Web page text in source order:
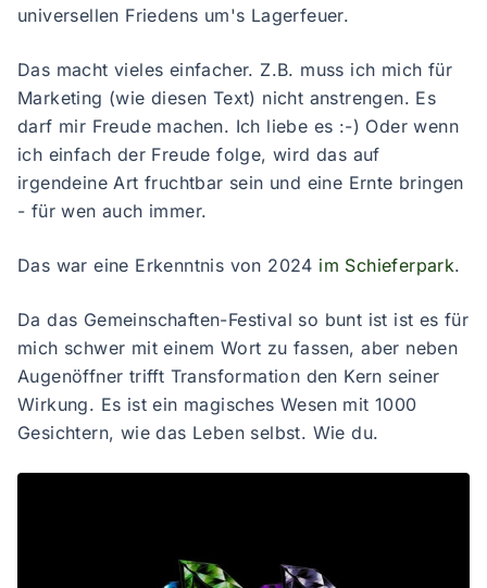
universellen Friedens um's Lagerfeuer.
Das macht vieles einfacher. Z.B. muss ich mich für
Marketing (wie diesen Text) nicht anstrengen. Es
darf mir Freude machen. Ich liebe es :-) Oder wenn
ich einfach der Freude folge, wird das auf
irgendeine Art fruchtbar sein und eine Ernte bringen
- für wen auch immer.
Das war eine Erkenntnis von 2024 im Schieferpark.
Da das Gemeinschaften-Festival so bunt ist ist es für
mich schwer mit einem Wort zu fassen, aber neben
Augenöffner trifft Transformation den Kern seiner
Wirkung. Es ist ein magisches Wesen mit 1000
Gesichtern, wie das Leben selbst. Wie du.